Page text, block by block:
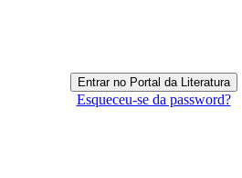
Esqueceu-se da password?